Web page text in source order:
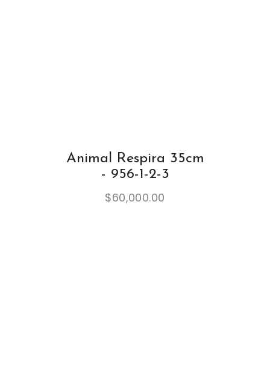
Animal Respira 35cm
- 956-1-2-3
$60,000.00